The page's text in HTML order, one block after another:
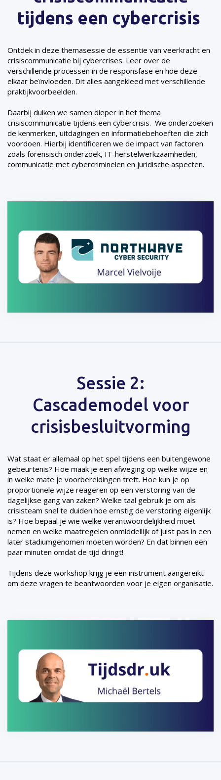
tijdens een cybercrisis
Ontdek in deze themasessie de essentie van veerkracht en
crisiscommunicatie bij cybercrises. Leer over de
verschillende processen in de responsfase en hoe deze
elkaar beïnvloeden. Dit alles aangekleed met verschillende
praktijkvoorbeelden.
Daarbij duiken we samen dieper in het thema
crisiscommunicatie tijdens een cybercrisis. We onderzoeken
de kenmerken, uitdagingen en informatiebehoeften die zich
voordoen. Hierbij identificeren we de impact van factoren
zoals forensisch onderzoek, IT-herstelwerkzaamheden,
communicatie met cybercriminelen en juridische aspecten.
Sessie 2:
Cascademodel voor
crisisbesluitvorming
Wat staat er allemaal op het spel tijdens een buitengewone
gebeurtenis? Hoe maak je een afweging op welke wijze en
in welke mate je voorbereidingen treft. Hoe kun je op
proportionele wijze reageren op een verstoring van de
dagelijkse gang van zaken? Welke taal gebruik je om als
crisisteam snel te duiden hoe ernstig de verstoring eigenlijk
is? Hoe bepaal je wie welke verantwoordelijkheid moet
nemen en welke maatregelen onmiddellijk of juist pas in een
later stadiumgenomen moeten worden? En dat binnen een
paar minuten omdat de tijd dringt!
Tijdens deze workshop krijg je een instrument aangereikt
om deze vragen te beantwoorden voor je eigen organisatie.